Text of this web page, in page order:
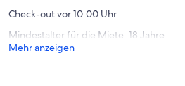
Check-out vor 10:00 Uhr
Mindestalter für die Miete: 18 Jahre
Mehr anzeigen